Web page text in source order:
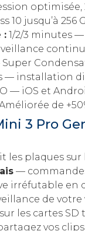
10 jusqu’à 256
: 1/2/3 minutes
Super
— installation
— iOS et
de
3 Pro
les plaques sur
—
irréfutable en
de votre
les cartes
vos